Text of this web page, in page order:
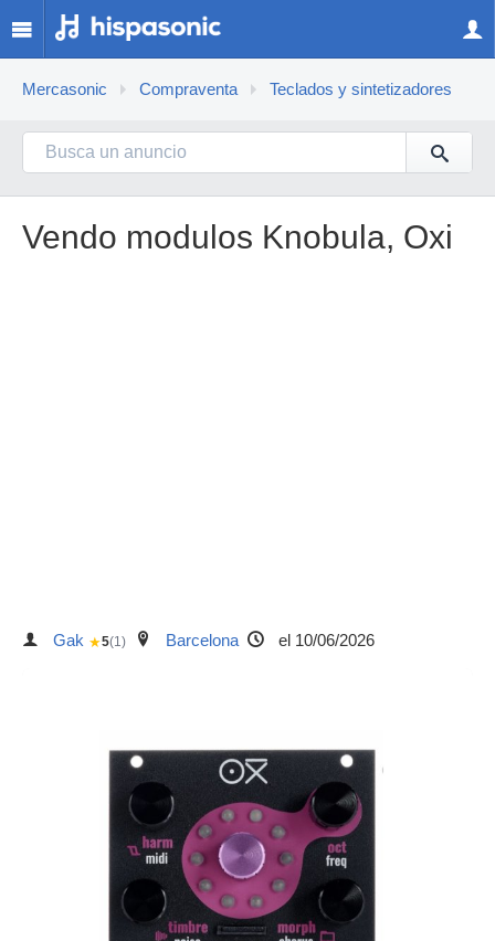
Mercasonic Compraventa Teclados y sintetizadores
Vendo modulos Knobula, Oxi
Gak ★5(1) Barcelona el 10/06/2026